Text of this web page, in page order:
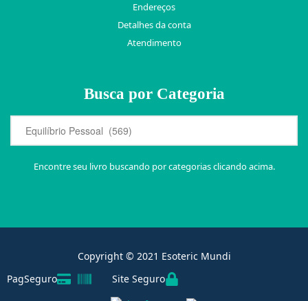
Endereços
Detalhes da conta
Atendimento
Busca por Categoria
Encontre seu livro buscando por categorias clicando acima.
Copyright © 2021 Esoteric Mundi
PagSeguro
Site Seguro